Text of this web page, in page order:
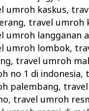
umroh kaskus,
, travel umroh
umroh langganan
umroh lombok,
, travel umroh
no 1 di indonesia,
palembang,
, travel umroh